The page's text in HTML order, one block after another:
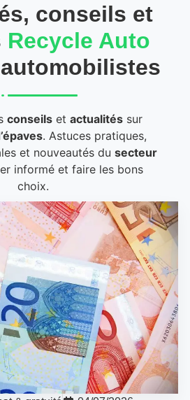
conseils et
Recycle Auto
conseils etactualités sur
. Astuces pratiques,
et nouveautés dusecteur
informé et faire les bons
choix.